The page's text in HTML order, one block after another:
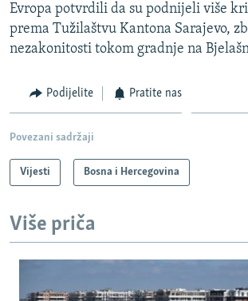
Evropa potvrdili da su podnijeli više
prema Tužilaštvu Kantona Sarajevo,
nezakonitosti tokom gradnje na
Podijelite Pratite nas
Povezani sadržaji
Vijesti Bosna i Hercegovina
Više priča